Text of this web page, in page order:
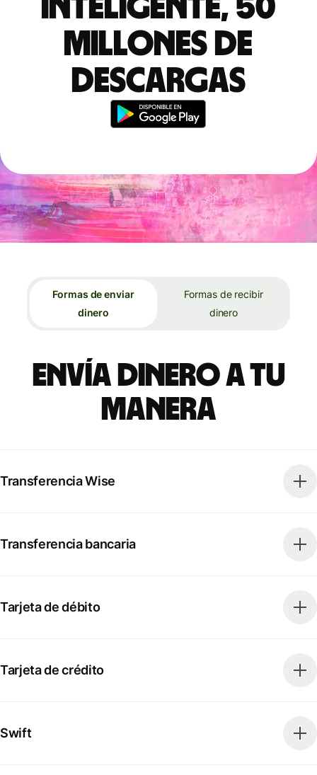
inteligente, 50
millones de
descargas
Formas de enviar
dinero
Formas de recibir
dinero
Envía dinero a tu
manera
Transferencia Wise
Transferencia bancaria
Tarjeta de débito
Tarjeta de crédito
Swift